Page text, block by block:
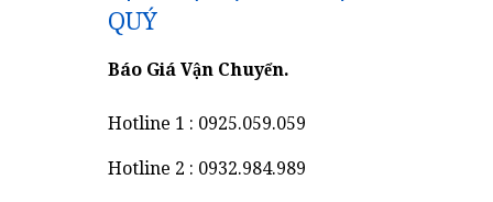
QUÝ
Báo Giá Vận Chuyển.
Hotline 1 : 0925.059.059
Hotline 2 : 0932.984.989